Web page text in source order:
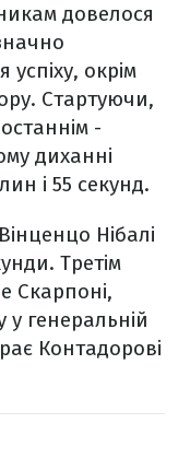
довелося
окрім
Стартуючи,
-
диханні
і 55 секунд.
Нібалі
Третім
Скарпоні,
у генеральній
Контадорові